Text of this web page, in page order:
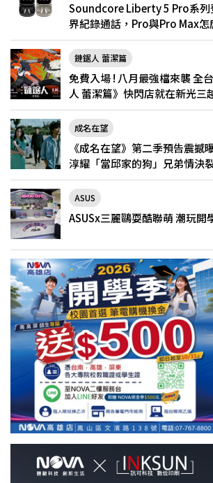
Soundcore Liberty 5 Pro系列
界紀錄通話，Pro與Pro Max怎
鏈鋸人 蕾潔篇
免費入場 ! 八月最強檔來襲 全
人 蕾潔篇》快閃店就在新光三
限定登場
成名在望
《成名在望》第二季預告震撼
淳耀「當邱家的狗」兄弟情決
ASUS
ASUSx三麗鷗耍酷聯萌 潮玩開